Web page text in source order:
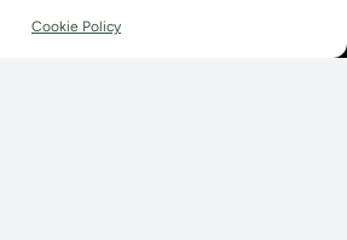
Cookie Policy
Ladokkonsortiet